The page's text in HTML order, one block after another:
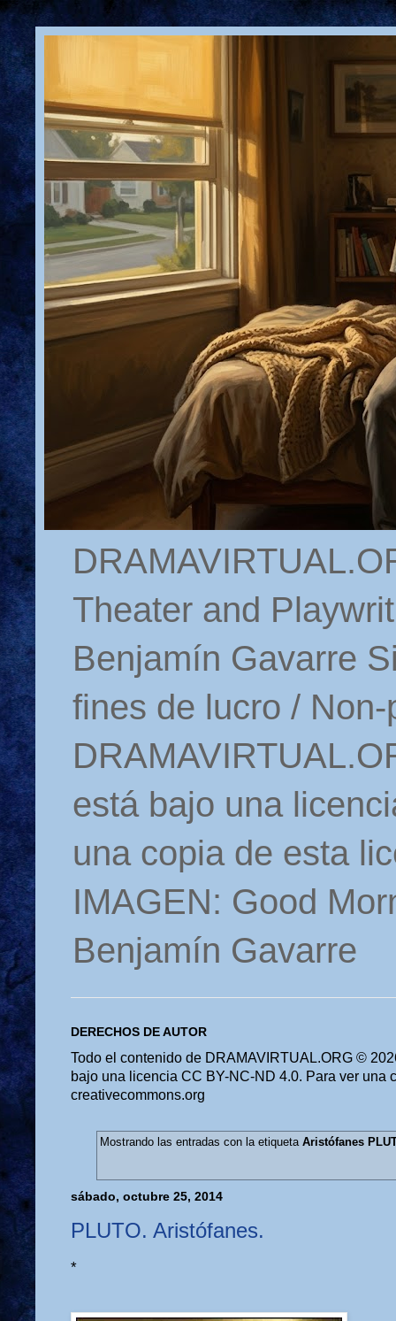
Theater and
Benjamín Gavarre
fines de lucro /
está bajo una
una copia de esta
IMAGEN: Good
Benjamín Gavarre
DERECHOS DE AUTOR
Todo el contenido de DRAMAVIRTUAL.ORG ©
bajo una licencia CC BY-NC-ND 4.0. Para ver una
creativecommons.org
Mostrando las entradas con la etiqueta Aristófanes
sábado, octubre 25, 2014
PLUTO. Aristófanes.
*